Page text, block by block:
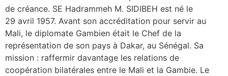
de créance. SE Hadrammeh M. SIDIBEH est né le
29 avril 1957. Avant son accréditation pour servir au
Mali, le diplomate Gambien était le Chef de la
représentation de son pays à Dakar, au Sénégal. Sa
mission : raffermir davantage les relations de
coopération bilatérales entre le Mali et la Gambie. Le